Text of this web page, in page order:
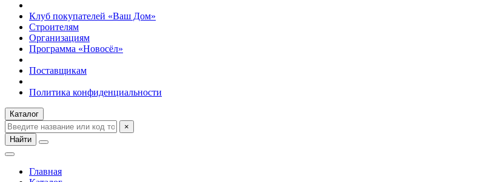
Клуб покупателей «Ваш Дом»
Строителям
Организациям
Программа «Новосёл»
Поставщикам
Политика конфиденциальности
Каталог
×
Найти
Главная